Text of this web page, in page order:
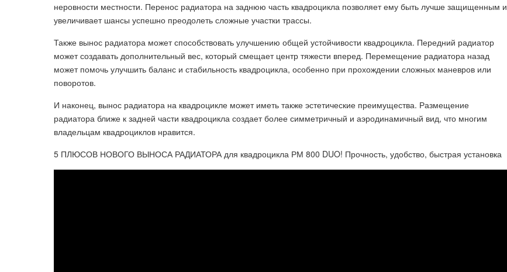
неровности местности. Перенос радиатора на заднюю часть квадроцикла позволяет ему быть лучше защищенным и
увеличивает шансы успешно преодолеть сложные участки трассы.
Также вынос радиатора может способствовать улучшению общей устойчивости квадроцикла. Передний радиатор
может создавать дополнительный вес, который смещает центр тяжести вперед. Перемещение радиатора назад
может помочь улучшить баланс и стабильность квадроцикла, особенно при прохождении сложных маневров или
поворотов.
И наконец, вынос радиатора на квадроцикле может иметь также эстетические преимущества. Размещение
радиатора ближе к задней части квадроцикла создает более симметричный и аэродинамичный вид, что многим
владельцам квадроциклов нравится.
5 ПЛЮСОВ НОВОГО ВЫНОСА РАДИАТОРА для квадроцикла РМ 800 DUO! Прочность, удобство, быстрая установка